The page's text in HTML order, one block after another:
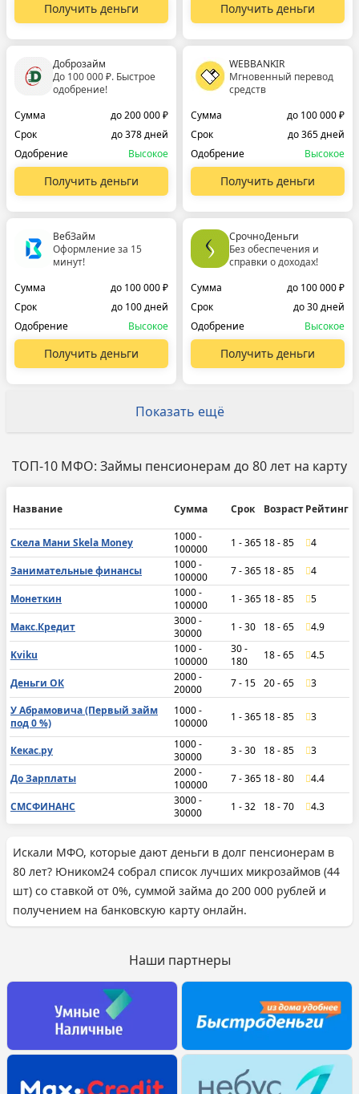
Получить деньги Получить деньги
Доброзайм
До 100 000 ₽. Быстрое
одобрение!
Сумма
до 200 000 ₽
Срок
до 378 дней
Одобрение
Высокое
Получить деньги
WEBBANKIR
Мгновенный перевод
средств
Сумма
до 100 000 ₽
Срок
до 365 дней
Одобрение
Высокое
Получить деньги
ВебЗайм
Оформление за 15
минут!
Сумма
до 100 000 ₽
Срок
до 100 дней
Одобрение
Высокое
Получить деньги
СрочноДеньги
Без обеспечения и
справки о доходах!
Сумма
до 100 000 ₽
Срок
до 30 дней
Одобрение
Высокое
Получить деньги
Показать ещё
ТОП-10 МФО: Займы пенсионерам до 80 лет на карту
Название Сумма Срок ВозрастРейтинг
Скела Мани Skela Money
1000 -
100000
1 - 365 18 - 85 4
Занимательные финансы
1000 -
100000
7 - 365 18 - 85 4
Монеткин
1000 -
100000
1 - 365 18 - 85 5
Макс.Кредит
3000 -
30000
1 - 30 18 - 65 4.9
Kviku
1000 -
100000
30 -
180
18 - 65 4.5
Деньги ОК
2000 -
20000
7 - 15 20 - 65
3
У Абрамовича (Первый займ
под 0 %)
1000 -
100000
1 - 365 18 - 85 3
Кекас.ру
1000 -
30000
3 - 30 18 - 85 3
До Зарплаты
2000 -
100000
7 - 365 18 - 80 4.4
СМСФИНАНС
3000 -
30000
1 - 32 18 - 70 4.3
Искали МФО, которые дают деньги в долг пенсионерам в
80 лет? Юником24 собрал список лучших микрозаймов (44
шт) со ставкой от 0%, суммой займа до 200 000 рублей и
получением на банковскую карту онлайн.
Наши партнеры